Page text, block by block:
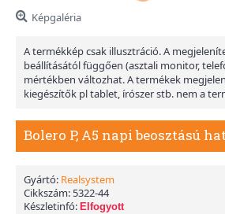
Képgaléria
A termékkép csak illusztráció. A
beállításától függően (asztali monitor,
mértékben változhat. A termékek
kiegészítők pl tablet, írószer stb. nem a
Gyártó: Realsystem
Cikkszám: 5322-44
Készletinfó: Elfogyott